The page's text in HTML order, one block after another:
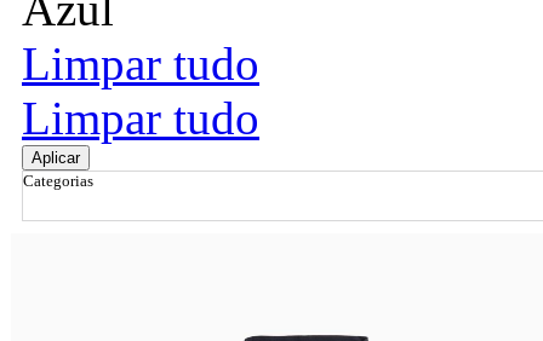
Limpar tudo
Limpar tudo
Aplicar
Categorias